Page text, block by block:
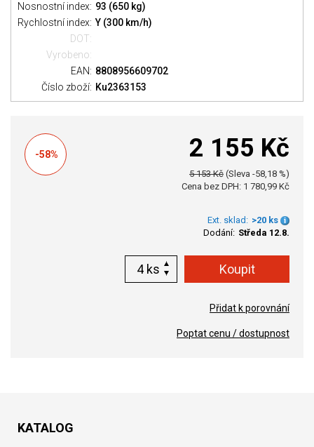
Nosnostní index: 93 (650 kg)
Rychlostní index: Y (300 km/h)
DOT:
Vyrobeno:
EAN: 8808956609702
Číslo zboží: Ku2363153
-58% 2 155 Kč
5 153 Kč (Sleva -58,18 %)
Cena bez DPH: 1 780,99 Kč
Ext. sklad: >20 ks
Dodání: Středa 12.8.
ks
Přidat k porovnání
Poptat cenu / dostupnost
KATALOG